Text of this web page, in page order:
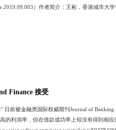
）作者简介：王彬，香港城市大
Finance 接受
前被金融类国际权威期刊Journal of
利润率，但在借款成功率上却没有得到相